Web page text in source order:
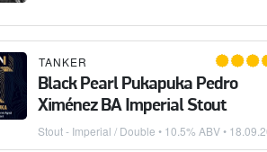
TANKER
Black Pearl Pukapuka Pedro
Ximénez BA Imperial Stout
Stout - Imperial / Double • 10.5% ABV •